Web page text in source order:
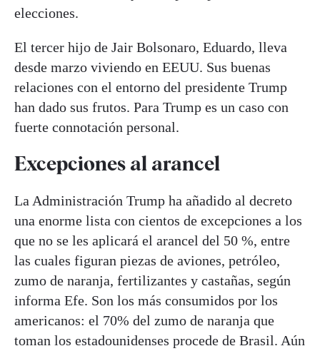
elecciones.
El tercer hijo de Jair Bolsonaro, Eduardo, lleva
desde marzo viviendo en EEUU. Sus buenas
relaciones con el entorno del presidente Trump
han dado sus frutos. Para Trump es un caso con
fuerte connotación personal.
Excepciones al arancel
La Administración Trump ha añadido al decreto
una enorme lista con cientos de excepciones a los
que no se les aplicará el arancel del 50 %, entre
las cuales figuran piezas de aviones, petróleo,
zumo de naranja, fertilizantes y castañas, según
informa Efe. Son los más consumidos por los
americanos: el 70% del zumo de naranja que
toman los estadounidenses procede de Brasil. Aún